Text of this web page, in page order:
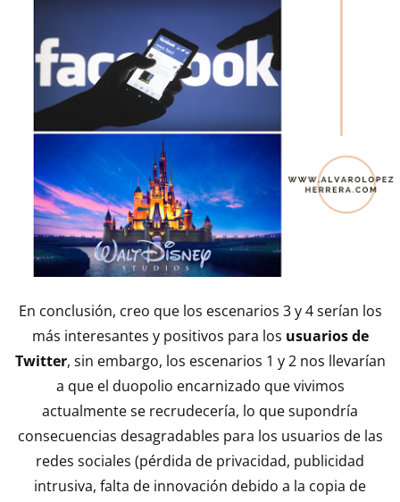
En conclusión, creo que los escenarios 3 y 4 serían los
más interesantes y positivos para los usuarios de
Twitter, sin embargo, los escenarios 1 y 2 nos llevarían
a que el duopolio encarnizado que vivimos
actualmente se recrudecería, lo que supondría
consecuencias desagradables para los usuarios de las
redes sociales (pérdida de privacidad, publicidad
intrusiva, falta de innovación debido a la copia de